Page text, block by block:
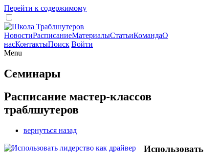
Перейти к содержимому
НовостиРасписаниеМатериалыСтатьиКомандаО
насКонтактыПоиск Войти
Menu
Семинары
Расписание мастер-классов
траблшутеров
вернуться назад
Использовать